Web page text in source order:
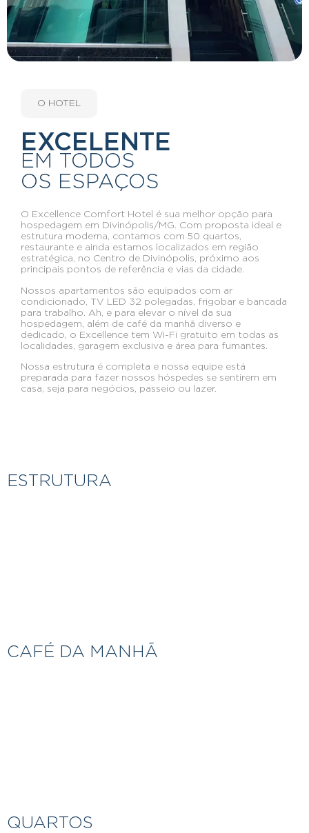
O HOTEL
EXCELENTE
EM TODOS
OS ESPAÇOS
O Excellence Comfort Hotel é sua melhor opção para
hospedagem em Divinópolis/MG. Com proposta ideal e
estrutura moderna, contamos com 50 quartos,
restaurante e ainda estamos localizados em região
estratégica, no Centro de Divinópolis, próximo aos
principais pontos de referência e vias da cidade.
Nossos apartamentos são equipados com ar
condicionado, TV LED 32 polegadas, frigobar e bancada
para trabalho. Ah, e para elevar o nível da sua
hospedagem, além de café da manhã diverso e
dedicado, o Excellence tem Wi-Fi gratuito em todas as
localidades, garagem exclusiva e área para fumantes.
Nossa estrutura é completa e nossa equipe está
preparada para fazer nossos hóspedes se sentirem em
casa, seja para negócios, passeio ou lazer.
ESTRUTURA
CAFÉ DA MANHÃ
QUARTOS